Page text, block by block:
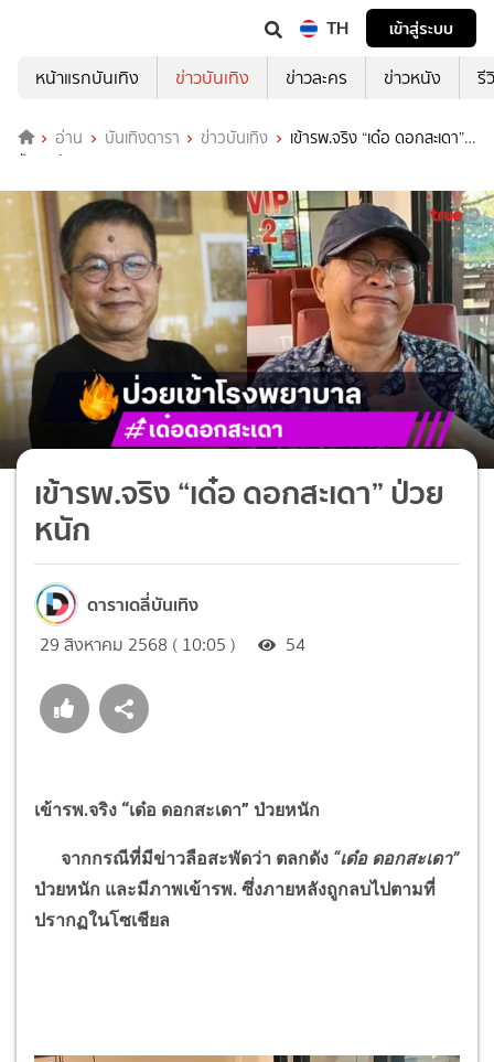
TH
เข้าสู่ระบบ
หน้าแรกบันเทิง
ข่าวบันเทิง ข่าวละคร ข่าวหนัง รี
อ่าน บันเทิงดารา ข่าวบันเทิง
เข้ารพ.จริง “เด๋อ ดอกสะเดา”
ป่วยหนัก
เข้ารพ.จริง “เด๋อ ดอกสะเดา” ป่วย
หนัก
ดาราเดลี่บันเทิง
29 สิงหาคม 2568 ( 10:05 ) 54
เข้ารพ.จริง “เด๋อ ดอกสะเดา” ป่วยหนัก
จากกรณีที่มีข่าวลือสะพัดว่า ตลกดัง “เด๋อ ดอกสะเดา”
ป่วยหนัก และมีภาพเข้ารพ. ซึ่งภายหลังถูกลบไปตามที่
ปรากฏในโซเชียล